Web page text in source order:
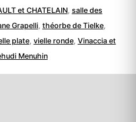
et CHATELAIN, salle des
Grapelli, théorbe de Tielke,
plate, vielle ronde, Vinaccia et
Menuhin